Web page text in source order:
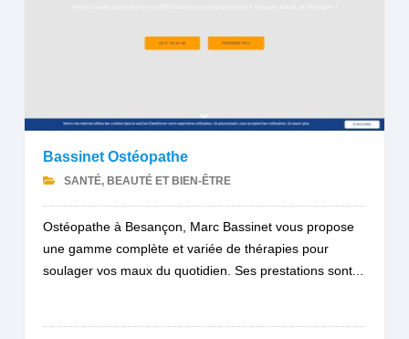
Bassinet Ostéopathe
SANTÉ, BEAUTÉ ET BIEN-ÊTRE
Ostéopathe à Besançon, Marc Bassinet vous propose
une gamme complète et variée de thérapies pour
soulager vos maux du quotidien. Ses prestations sont...